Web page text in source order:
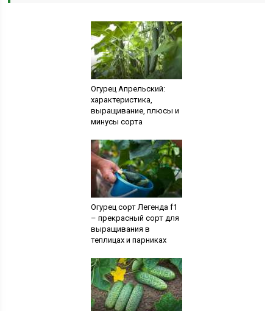
Огурец Апрельский:
характеристика,
выращивание, плюсы и
минусы сорта
Огурец сорт Легенда f1
– прекрасный сорт для
выращивания в
теплицах и парниках